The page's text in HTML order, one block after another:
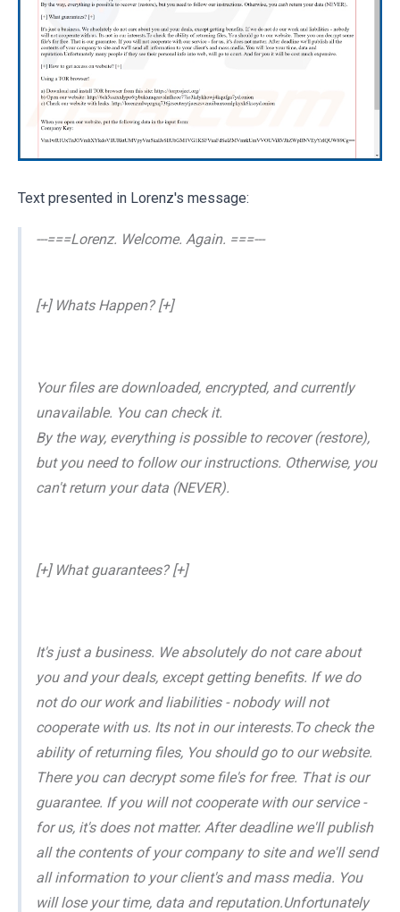
Text presented in Lorenz's message:
---===Lorenz. Welcome. Again. ===---
[+] Whats Happen? [+]
Your files are downloaded, encrypted, and currently
unavailable. You can check it.
By the way, everything is possible to recover (restore),
but you need to follow our instructions. Otherwise, you
can't return your data (NEVER).
[+] What guarantees? [+]
It's just a business. We absolutely do not care about
you and your deals, except getting benefits. If we do
not do our work and liabilities - nobody will not
cooperate with us. Its not in our interests.To check the
ability of returning files, You should go to our website.
There you can decrypt some file's for free. That is our
guarantee. If you will not cooperate with our service -
for us, it's does not matter. After deadline we'll publish
all the contents of your company to site and we'll send
all information to your client's and mass media. You
will lose your time, data and reputation.Unfortunately